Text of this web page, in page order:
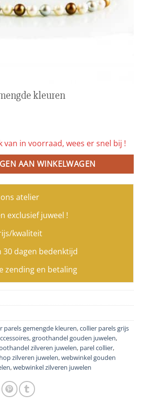
kleuren
van in voorraad, wees er snel bij !
AAN WINKELWAGEN
atelier
exclusief juweel !
kwaliteit
30 dagen bedenktijd
zending en betaling
parels gemengde kleuren,collier parels grijs
,groothandel gouden juwelen,
zilveren juwelen, parel collier,
zilveren juwelen,webwinkel gouden
,webwinkel zilveren juwelen